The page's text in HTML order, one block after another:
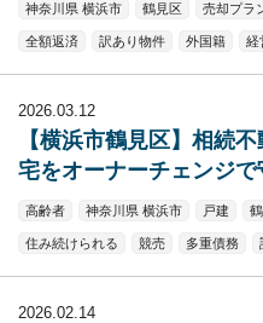
神奈川県 横浜市 鶴見区 売却プラ
全額返済 訳あり物件 外国籍 経
2026.03.12
【横浜市鶴見区】相続
宅をオーナーチェンジで
高齢者 神奈川県 横浜市 戸建
住み続けられる 競売 多重債務
2026.02.14